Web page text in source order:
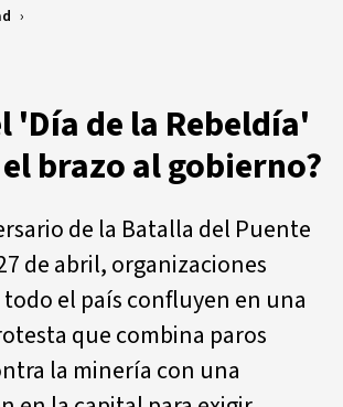
'Día de la Rebeldía'
brazo al gobierno?
de la Batalla del Puente
de abril, organizaciones
el país confluyen en una
que combina paros
la minería con una